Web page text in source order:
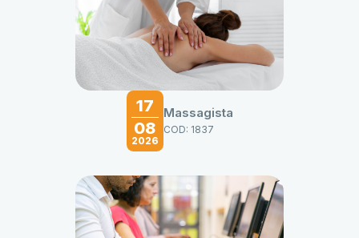
17
08
2026
Massagista
COD: 1837